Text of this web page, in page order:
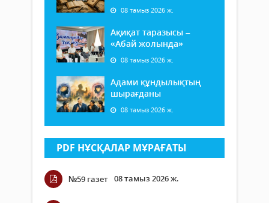
08 тамыз 2026 ж.
Ақиқат таразысы –
«Абай жолында»
08 тамыз 2026 ж.
Адами құндылықтың
шырағданы
08 тамыз 2026 ж.
PDF НҰСҚАЛАР МҰРАҒАТЫ
№59 газет 08 тамыз 2026 ж.